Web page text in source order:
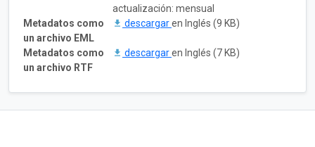
actualización: mensual
Metadatos como
un archivo EML
descargaren Inglés (9 KB)
Metadatos como
un archivo RTF
descargaren Inglés (7 KB)